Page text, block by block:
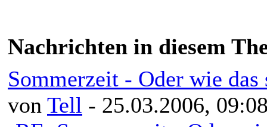
Nachrichten in diesem
Sommerzeit - Oder wie
von Tell - 25.03.2006,